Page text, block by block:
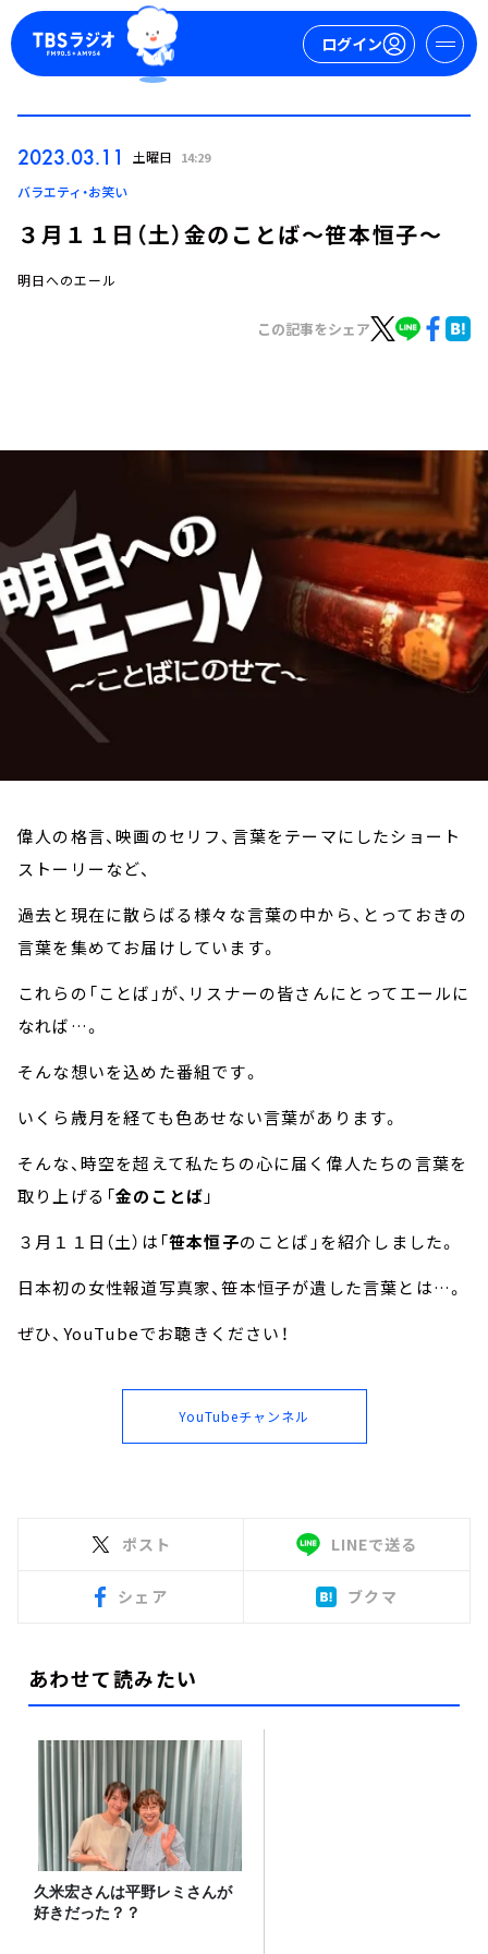
ログイン
ログイン
トピックス
お知らせ
イベント・グッズ
YouTube
会社情報
2023.03.11 土曜日 14:29
バラエティ・お笑い
３月１１日（土）金のことば～笹本恒子～
明日へのエール
この記事をシェア
偉人の格言、映画のセリフ、言葉をテーマにしたショート
ストーリーなど、
過去と現在に散らばる様々な言葉の中から、とっておきの
言葉を集めてお届けしています。
これらの「ことば」が、リスナーの皆さんにとってエールに
なれば…。
そんな想いを込めた番組です。
いくら歳月を経ても色あせない言葉があります。
そんな、時空を超えて私たちの心に届く偉人たちの言葉を
取り上げる「金のことば 」
３月１１日（土）は「笹本恒子のことば」を紹介しました。
日本初の女性報道写真家、笹本恒子が遺した言葉とは…。
ぜひ、YouTubeでお聴きください！
YouTubeチャンネル
ポスト LINEで送る
シェア ブクマ
あわせて読みたい
久米宏さんは平野レミさんが
好きだった？？